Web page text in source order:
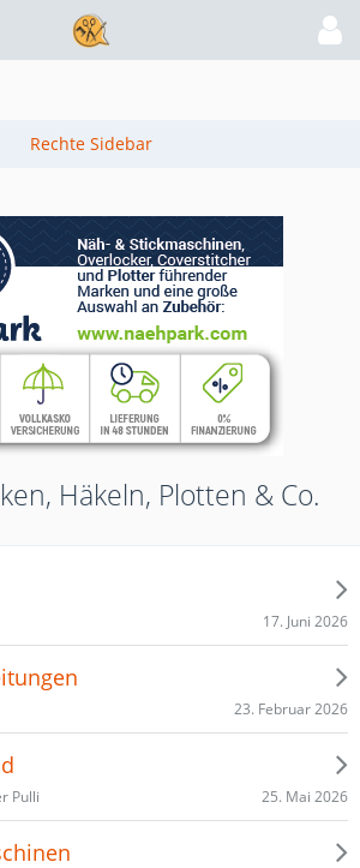
Häkeln, Plotten & Co.
17. Juni 2026
23. Februar 2026
Pulli 25. Mai 2026